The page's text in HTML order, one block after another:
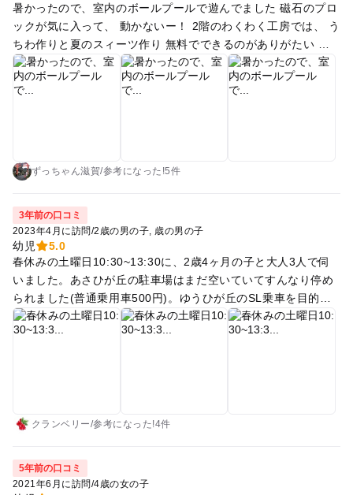
暑かったので、室内のボールプールで遊んでました 磁石のプロ
ックが気に入って、 動かないー！ 2階のわくわく工房では、 う
ちわ作りと夏のスィーツ作り 無料でできるのがありがたい お
もちゃも貸していただき またまた動かないー！ 最後は帰りた
くないーって 駄々をこねられました 相当気に入ったようです
色々な催しがあるので、 小学生も楽しめそうです
ずっちゃん滋賀/参考になった!5件
3年前の口コミ
2023年4月に訪問/2歳の男の子 歳の男の子
幼児
5.0
春休みの土曜日10:30~13:30に、2歳4ヶ月の子と大人3人で伺
いました。あさひが丘の駐車場はまだ空いていてすんなり停め
られました(普通乗用車500円)。ゆうひが丘のSL乗車を目的
に、行きはゆうひが丘までベビーカーをひき徒歩で、帰りはラ
ンドトレイン(3歳以上300円1日乗り放題)で15分くらいかけて
を逆に進み、赤い橋の階段(スロープもあります)をあがってゆ
上1回500円1周7分です。降車後に線路に降りれたりSLと写真
撮影ができたりポイントの切り替えができたりと、とても楽し
クランベリー/参考に なった!4件
5年前の口コミ
2021年6月に訪問/4歳の女の子